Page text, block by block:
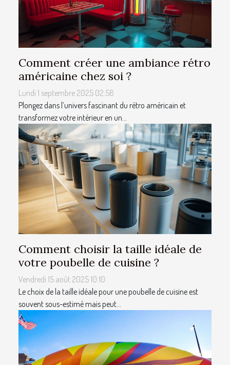
Comment créer une ambiance rétro
américaine chez soi ?
Lundi 1 septembre 2025 02:58
Plongez dans l’univers fascinant du rétro américain et
transformez votre intérieur en un...
Comment choisir la taille idéale de
votre poubelle de cuisine ?
Vendredi 15 août 2025 10:10
Le choix de la taille idéale pour une poubelle de cuisine est
souvent sous-estimé mais peut...